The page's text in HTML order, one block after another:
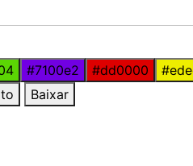
#7100e2 #dd0000
Baixar